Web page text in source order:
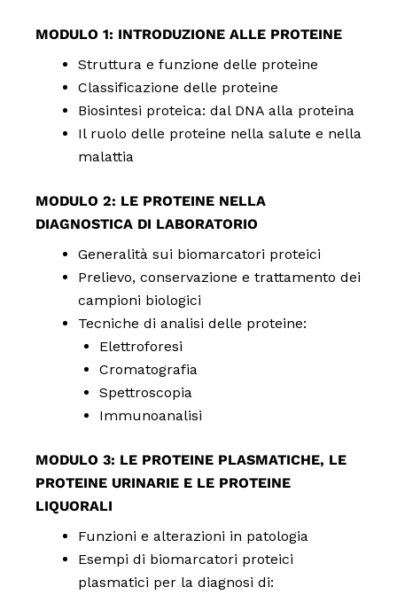
MODULO 1: INTRODUZIONE ALLE PROTEINE
Struttura e funzione delle proteine
Classificazione delle proteine
Biosintesi proteica: dal DNA alla proteina
Il ruolo delle proteine nella salute e nella
malattia
MODULO 2: LE PROTEINE NELLA
DIAGNOSTICA DI LABORATORIO
Generalità sui biomarcatori proteici
Prelievo, conservazione e trattamento dei
campioni biologici
Tecniche di analisi delle proteine:
Elettroforesi
Cromatografia
Spettroscopia
Immunoanalisi
MODULO 3: LE PROTEINE PLASMATICHE, LE
PROTEINE URINARIE E LE PROTEINE
LIQUORALI
Funzioni e alterazioni in patologia
Esempi di biomarcatori proteici
plasmatici per la diagnosi di: